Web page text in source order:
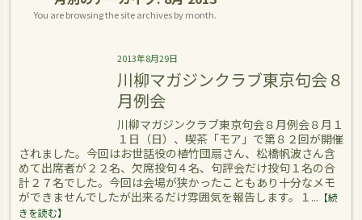
You are browsing the site archives by month.
2013年8月29日
川柳マガジンクラブ東京句会８
月例会
川柳マガジンクラブ東京句会８月例会８月１
１日（日）、喫茶「モア」で第８２回が開催
されました。今回はお世話役の植竹団扇さん、松橋帆波さん含
めて出席者が２２名、欠席投句４名、句評会だけ投句１名の合
計２７名でした。今回は会場が狭かったこともあり十分なメモ
ができませんでしたが出来るだけ雰囲気を報告します。１... 【続
きを読む】